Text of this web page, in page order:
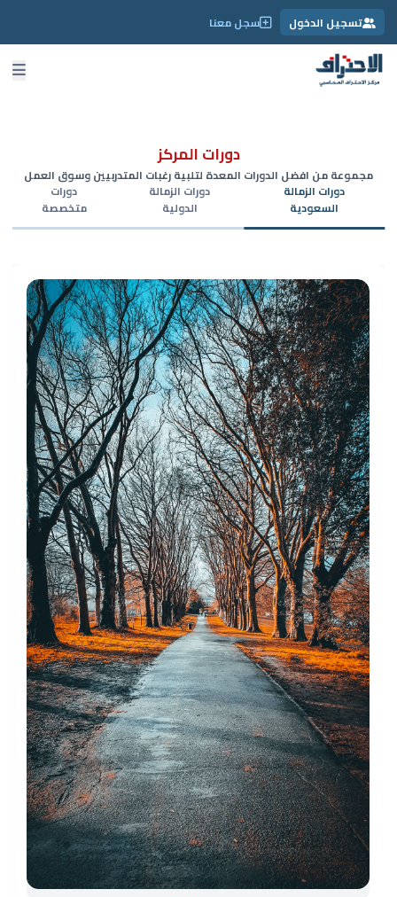
تسجيل الدخول سجل معنا
دورات المركز
مجموعة من افضل الدورات المعدة لتلبية رغبات المتدربيين وسوق العمل
دورات الزمالة
السعودية
دورات الزمالة
الدولية
دورات
متخصصة